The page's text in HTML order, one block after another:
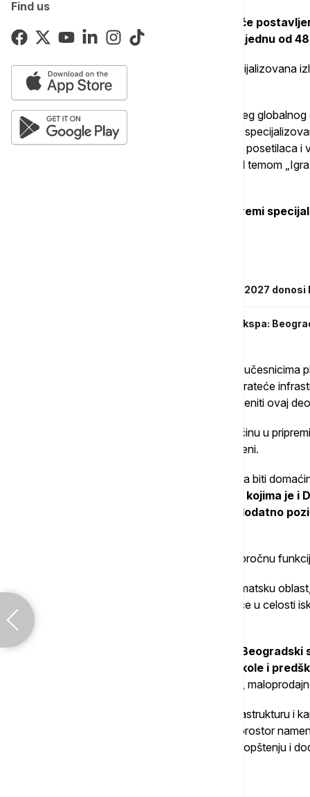
Find us
Na navedenoj internet prezentaciji biće
budući volonteri moći da se prijave za jednu od
Kompanija Ekspo 2027 ističe da je ta specijalizovana
staviti u centar međunarodne pažnje.
"Tačno godinu dana pred početak najvećeg
Beograd ulazi u završnu fazu priprema za
međunarodnih učesnika, više od 4 miliona posetilaca i
sporta, muzike, inovacija i tehnologije, pod temom
Naglašava se da se svi radovi na pripremi
Vučić se oglasio na Instagramu: Ekspo 2027
Sutra počinje poslednjih 365 dana do Ekspa:
Predaja ključeva paviljona međunarodnim
radovi na Ekspo selu i realizuje izgradnja prateće
infrastrukturne projekte koji će trajno promeniti ovaj
Paralelno sa izgradnjom kompleksa u Surčinu u
obrise građani moći da vide početkom jeseni.
Ističe se da će Beograd u godini pred nama biti
među kojima je
tek i startap sajmova, čime se Srbija dodatno
Svaki segment projekta dobiće svoju dugoročnu
Master plan Ekspa 2027, koji obuhvata tematsku
najboljih praksi i korporativnih sadržaja, biće u celosti
Nasleđe Ekspa 2027 uključivaće novi
igre, centre za učenje i kreativnost, škole i
,
Time Beograd i Srbija prvi put dobijaju infrastrukturu i
mega događaja, ali i potpuno novi urbani prostor
međunarodnoj saradnji, naglašava se u saopštenju i